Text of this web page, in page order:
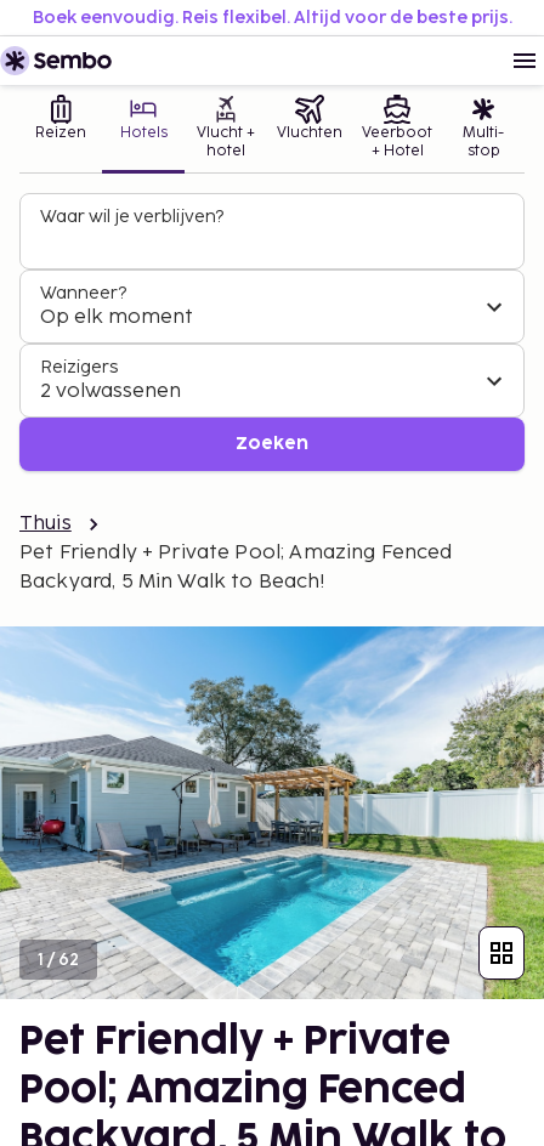
Boek eenvoudig. Reis flexibel. Altijd voor de beste prijs.
Reizen Hotels
Vlucht +
hotel
Vluchten
Veerboot
+ Hotel
Multi-
stop
Waar wil je verblijven?
Wanneer?
Op elk moment
Reizigers
2 volwassenen
Zoeken
Thuis
Pet Friendly + Private Pool; Amazing Fenced
Backyard, 5 Min Walk to Beach!
1/62
Pet Friendly + Private
Pool; Amazing Fenced